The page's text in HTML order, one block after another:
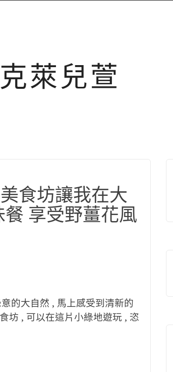
克萊兒萱
食坊讓我在大
享受野薑花風
的大自然 , 馬上感受到清新的
坊 , 可以在這片小綠地遊玩 , 恣